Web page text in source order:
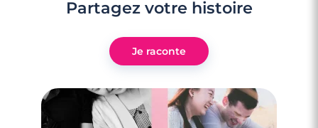
Partagez votre histoire
Je raconte